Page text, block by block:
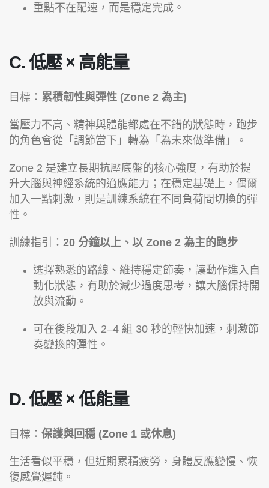
重點不在配速，而是穩定完成。
C. 低壓 × 高能量
目標： 累積韌性與彈性 (Zone 2 為主)
當壓力不高、精神與體能都處在不錯的狀態時，跑步
的角色會從「調節當下」轉為「為未來做準備」。
Zone 2 是建立長期抗壓底盤的核心強度，有助於提
升大腦與神經系統的適應能力；在穩定基礎上，偶爾
加入一點刺激，則是訓練系統在不同負荷間切換的彈
性。
訓練指引： 20 分鐘以上、以 Zone 2 為主的跑步
選擇熟悉的路線、維持穩定節奏，讓動作進入自
動化狀態，有助於減少過度思考，讓大腦保持開
放與流動。
可在後段加入 2–4 組 30 秒的輕快加速，刺激節
奏變換的彈性。
D. 低壓 × 低能量
目標： 保護與回穩 (Zone 1 或休息)
生活看似平穩，但近期累積疲勞，身體反應變慢、恢
復感覺遲鈍。